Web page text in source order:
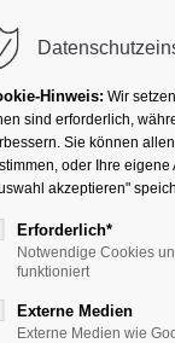
Ihr Heilbad
(Timeline)
Hinweis: Wir
sind erforderlich,
Sie können
oder Ihre
akzeptieren"
Erforderlich*
Notwendige Cookies
funktioniert
Externe Medien
Externe Medien wie